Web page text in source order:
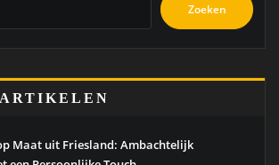
Zoeken
Maat uit Friesland: Ambachtelijk